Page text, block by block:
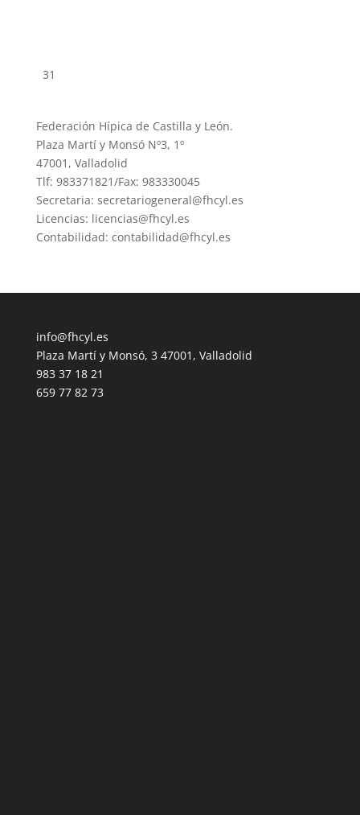
31
Federación Hípica de Castilla y León.
Plaza Martí y Monsó Nº3, 1º
47001, Valladolid
Tlf: 983371821/Fax: 983330045
Secretaria: secretariogeneral@fhcyl.es
Licencias: licencias@fhcyl.es
Contabilidad: contabilidad@fhcyl.es
info@fhcyl.es
Plaza Martí y Monsó, 3 47001, Valladolid
983 37 18 21
659 77 82 73